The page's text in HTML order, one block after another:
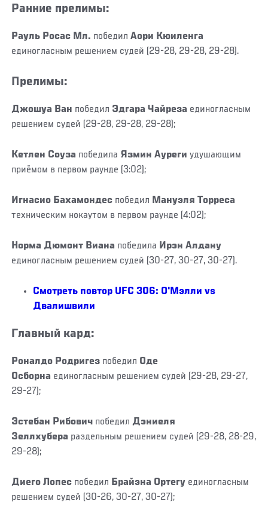
Ранние прелимы:
Рауль Росас Мл. победилАори Кюиленга
единогласным решением судей (29-28, 29-28, 29-28).
Прелимы:
Джошуа Ван победил Эдгара Чайреза единогласным
решением судей (29-28, 29-28, 29-28);
Кетлен Соуза победила Язмин Ауреги удушающим
приёмом в первом раунде (3:02);
Игнасио Бахамондес победил Мануэля Торреса
техническим нокаутом в первом раунде (4:02);
Норма Дюмонт Виана победила Ирэн Алдану
единогласным решением судей (30-27, 30-27, 30-27).
Смотреть повтор UFC 306: О'Мэлли vs
Двалишвили
Главный кард:
Роналдо Родригез победил Оде
Осборна единогласным решением судей (29-28, 29-27,
29-27);
Эстебан Рибович победилДэниеля
Зеллхубера раздельным решением судей (29-28, 28-29,
29-28);
Диего Лопес победил Брайэна Ортегу единогласным
решением судей (30-26, 30-27, 30-27);